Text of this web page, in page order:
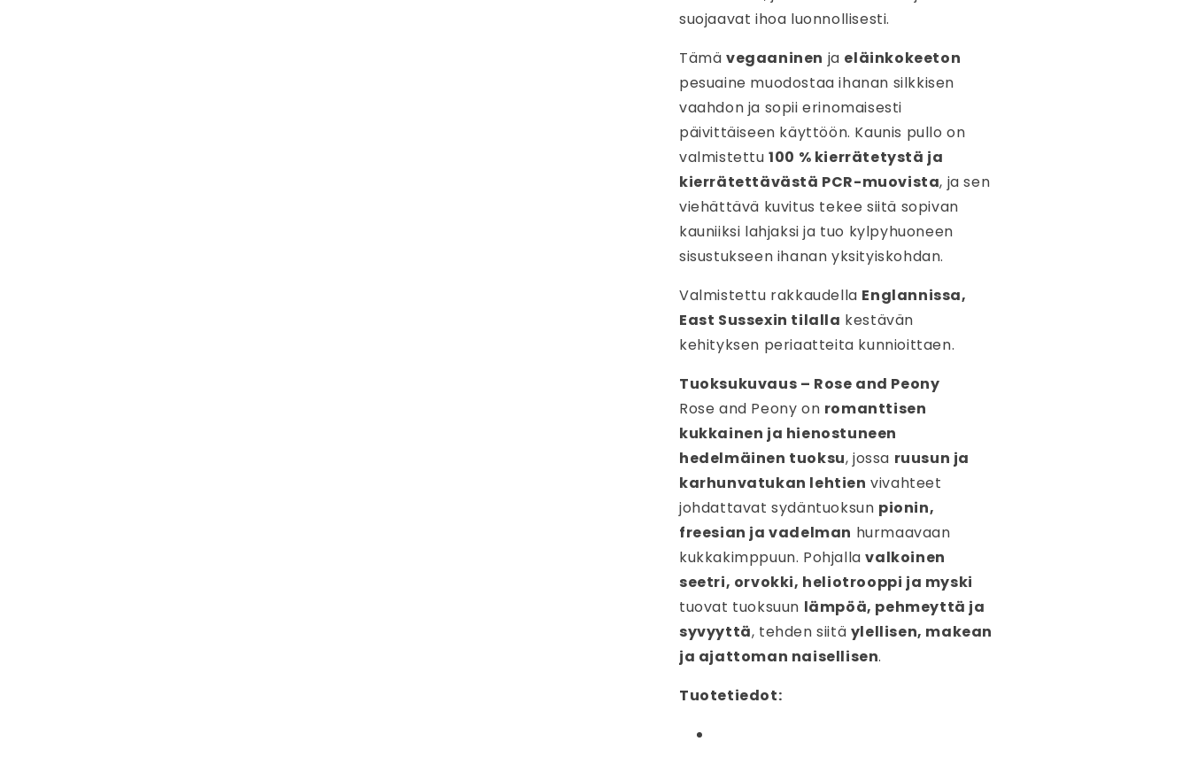
suojaavat ihoa luonnollisesti.
Tämä vegaaninen ja eläinkokeeton
pesuaine muodostaa ihanan silkkisen
vaahdon ja sopii erinomaisesti
päivittäiseen käyttöön. Kaunis pullo on
valmistettu100 % kierrätetystä ja
kierrätettävästä PCR-muovista, ja sen
viehättävä kuvitus tekee siitä sopivan
kauniiksi lahjaksi ja tuo kylpyhuoneen
sisustukseen ihanan yksityiskohdan.
Valmistettu rakkaudella Englannissa,
East Sussexin tilalla kestävän
kehityksen periaatteita kunnioittaen.
Tuoksukuvaus – Rose and Peony
Rose and Peony on romanttisen
kukkainen ja hienostuneen
hedelmäinen tuoksu, jossa ruusun ja
karhunvatukan lehtien vivahteet
johdattavat sydäntuoksun pionin,
freesian ja vadelman hurmaavaan
kukkakimppuun. Pohjallavalkoinen
seetri, orvokki, heliotrooppi ja myski
tuovat tuoksuun lämpöä, pehmeyttä ja
syvyyttä, tehden siitä ylellisen, makean
ja ajattoman naisellisen.
Tuotetiedot: